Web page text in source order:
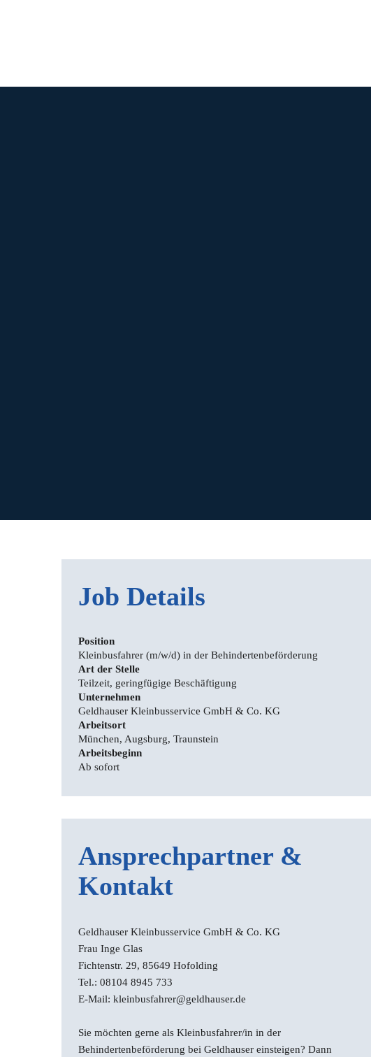
Job Details
Position
Kleinbusfahrer (m/w/d) in der Behindertenbeförderung
Art der Stelle
Teilzeit, geringfügige Beschäftigung
Unternehmen
Geldhauser Kleinbusservice GmbH & Co. KG
Arbeitsort
München, Augsburg, Traunstein
Arbeitsbeginn
Ab sofort
Ansprechpartner &
Kontakt
Geldhauser Kleinbusservice GmbH & Co. KG
Frau Inge Glas
Fichtenstr. 29, 85649 Hofolding
Tel.: 08104 8945 733
E-Mail: kleinbusfahrer@geldhauser.de
Sie möchten gerne als Kleinbusfahrer/in in der
Behindertenbeförderung bei Geldhauser einsteigen? Dann